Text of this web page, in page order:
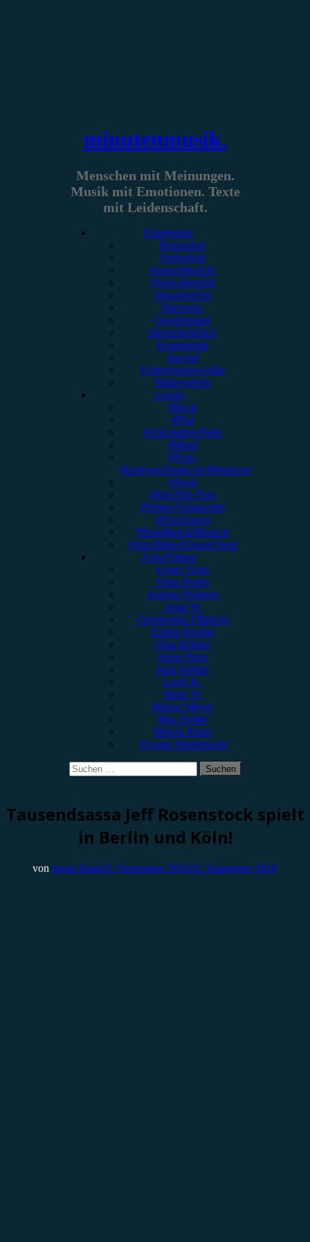
minutenmusik.
Menschen mit Meinungen.
Musik mit Emotionen. Texte
mit Leidenschaft.
Kategorien
Rezension
Vorbericht
Konzertbericht
Festivalbericht
Showbericht
Interview
Gewinnspiel
Jahresrückblick
Kommentar
Special
Erinnerungswürdig
Bildergalerie
Genres
#Rock
#Pop
#Alternative/Indie
#Metal
#Post-
Hardcore/Hardcore/Metalcore
#Punk
#Rap/Hip-Hop
#Singer/Songwriter
#Electronica
#Soundtrack/Musical
#Jazz/Blues/Gospel/Soul
Autor*innen
Unser Team
Alina Hasky
Andrea Holstein
Anna W.
Christopher Filipecki
Emilia Knebel
Gina Köhler
Jonas Horn
Julia Köhler
Lucie K.
Marie H.
Marius Meyer
Max Keller
Melvin Klein
Yvonne Hopfensack
Suchen
nach:
Tausendsassa Jeff Rosenstock spielt
in Berlin und Köln!
von Jonas Horn22. September 201822. September 2018